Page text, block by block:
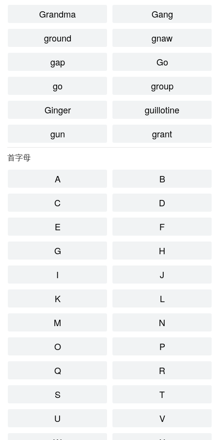
Grandma
Gang
ground
gnaw
gap
Go
go
group
Ginger
guillotine
gun
grant
首字母
A
B
C
D
E
F
G
H
I
J
K
L
M
N
O
P
Q
R
S
T
U
V